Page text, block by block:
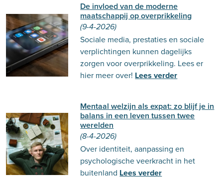
De invloed van de moderne
maatschappij op overprikkeling
(9-4-2026)
Sociale media, prestaties en sociale
verplichtingen kunnen dagelijks
zorgen voor overprikkeling. Lees er
hier meer over! Lees verder
Mentaal welzijn als expat: zo blijf je in
balans in een leven tussen twee
werelden
(8-4-2026)
Over identiteit, aanpassing en
psychologische veerkracht in het
buitenland Lees verder